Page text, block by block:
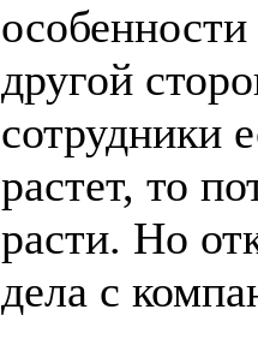
другой
сотрудники
растет, то
расти. Но
дела с